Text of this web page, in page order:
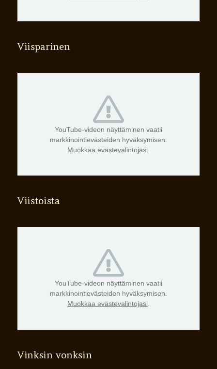
Viisparinen
YouTube-videon näyttäminen vaatii
markkinointievästeiden hyväksymisen.
Muokkaa evästevalintojasi
Viistoista
YouTube-videon näyttäminen vaatii
markkinointievästeiden hyväksymisen.
Muokkaa evästevalintojasi.
Vinksin vonksin